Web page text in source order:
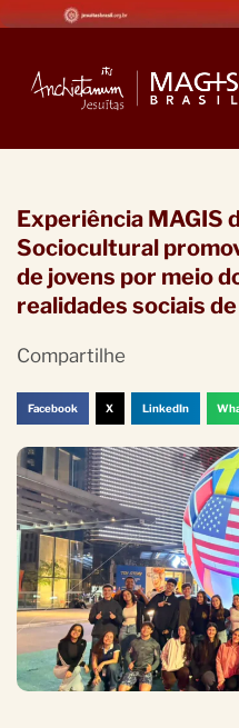
Experiência MAGIS
Sociocultural
de jovens por meio
realidades sociais
Compartilhe
Facebook X LinkedIn